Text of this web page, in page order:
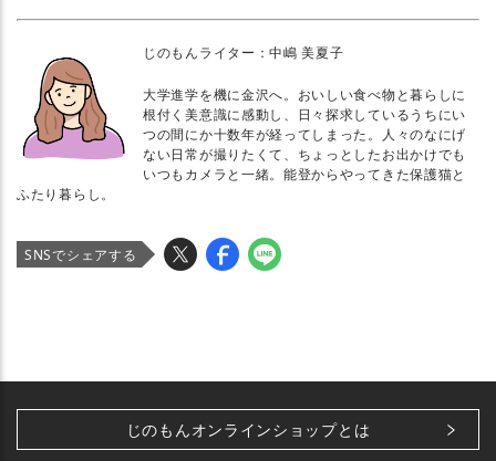
じのもんライター：中嶋 美夏子
大学進学を機に金沢へ。おいしい食べ物と暮らしに
根付く美意識に感動し、日々探求しているうちにい
つの間にか十数年が経ってしまった。人々のなにげ
ない日常が撮りたくて、ちょっとしたお出かけでも
いつもカメラと一緒。能登からやってきた保護猫と
ふたり暮らし。
SNSでシェアする
じのもんオンラインショップとは